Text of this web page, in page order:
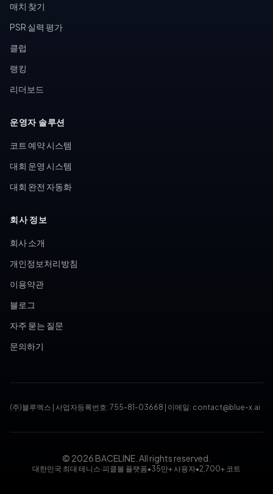
매치 찾기
PSR 실력 평가
클럽
랭킹
리더보드
운영자 솔루션
코트 예약 시스템
대회 운영 시스템
대회 완전 자동화
회사 정보
회사 소개
개인정보처리방침
이용약관
블로그
자주 묻는 질문
문의하기
(주)블루엑스 사업자등록번호: 755-81-03668 이메일: contact@blue-x.ai
© 2026 BACELINE. All rights reserved.
대한민국 최대 테니스·피클볼 플랫폼•35만+ 사용자•2,700+ 코트